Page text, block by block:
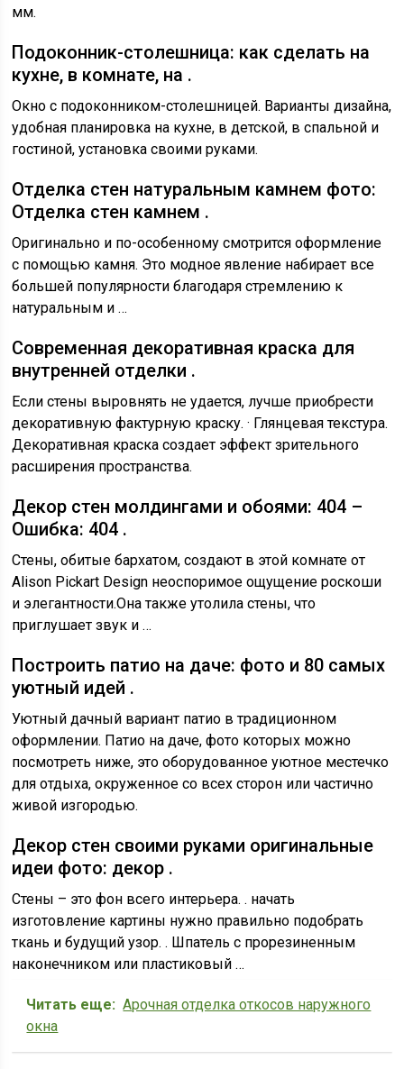
мм.
Подоконник-столешница: как сделать на
кухне, в комнате, на .
Окно с подоконником-столешницей. Варианты дизайна,
удобная планировка на кухне, в детской, в спальной и
гостиной, установка своими руками.
Отделка стен натуральным камнем фото:
Отделка стен камнем .
Оригинально и по-особенному смотрится оформление
с помощью камня. Это модное явление набирает все
большей популярности благодаря стремлению к
натуральным и …
Современная декоративная краска для
внутренней отделки .
Если стены выровнять не удается, лучше приобрести
декоративную фактурную краску. · Глянцевая текстура.
Декоративная краска создает эффект зрительного
расширения пространства.
Декор стен молдингами и обоями: 404 –
Ошибка: 404 .
Стены, обитые бархатом, создают в этой комнате от
Alison Pickart Design неоспоримое ощущение роскоши
и элегантности.Она также утолила стены, что
приглушает звук и …
Построить патио на даче: фото и 80 самых
уютный идей .
Уютный дачный вариант патио в традиционном
оформлении. Патио на даче, фото которых можно
посмотреть ниже, это оборудованное уютное местечко
для отдыха, окруженное со всех сторон или частично
живой изгородью.
Декор стен своими руками оригинальные
идеи фото: декор .
Стены – это фон всего интерьера. . начать
изготовление картины нужно правильно подобрать
ткань и будущий узор. . Шпатель с прорезиненным
наконечником или пластиковый …
Читать еще: Арочная отделка откосов наружного
окна